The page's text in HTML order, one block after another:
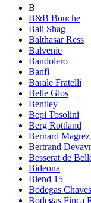
B
B&B Bouche
Bali Shag
Balthasar Ress
Balvenie
Bandolero
Banfi
Barale Fratelli
Belle Glos
Bentley
Bepi Tosolini
Berg Rottland
Bernard Magrez
Bertrand
Besserat de
Bideona
Blend 15
Bodegas Chaves
Bodegas Finca